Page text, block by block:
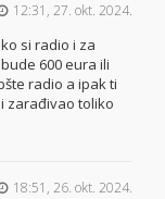
12:31, 27. okt. 2024.
si radio i za
600 eura ili
radio a ipak ti
zarađivao toliko
18:51, 26. okt. 2024.